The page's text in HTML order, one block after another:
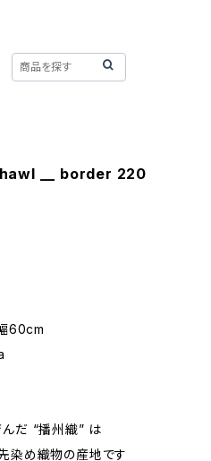
__ border 220
60cm
だ “播州織” は
染め織物の産地です